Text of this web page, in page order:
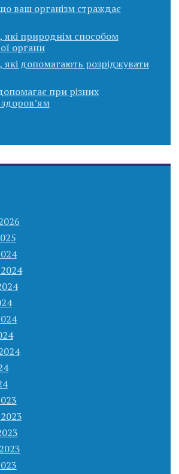
ваш організм страждає
природнім способом
органи
допомагають розріджувати
при різних